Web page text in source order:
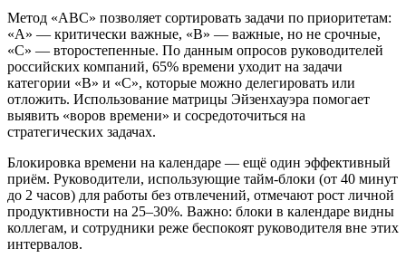
Метод «ABC» позволяет сортировать задачи по приоритетам:
«А» — критически важные, «B» — важные, но не срочные,
«C» — второстепенные. По данным опросов руководителей
российских компаний, 65% времени уходит на задачи
категории «B» и «C», которые можно делегировать или
отложить. Использование матрицы Эйзенхауэра помогает
выявить «воров времени» и сосредоточиться на
стратегических задачах.
Блокировка времени на календаре — ещё один эффективный
приём. Руководители, использующие тайм-блоки (от 40 минут
до 2 часов) для работы без отвлечений, отмечают рост личной
продуктивности на 25–30%. Важно: блоки в календаре видны
коллегам, и сотрудники реже беспокоят руководителя вне этих
интервалов.